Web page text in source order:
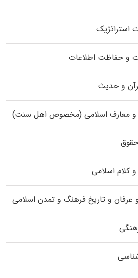
استراتژیک
و حفاظت اطلاعات
و حدیث
و معارف اسلامی (مخصوص اهل سنت)
کلام اسلامی
عرفان و تاریخ فرهنگ و تمدن اسلامی